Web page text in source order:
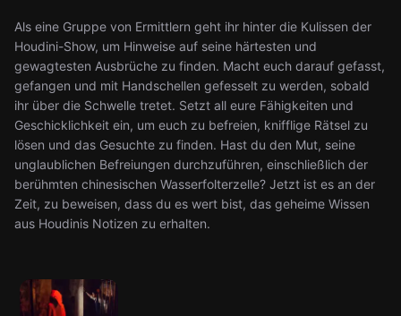
Als eine Gruppe von Ermittlern geht ihr hinter die Kulissen der
Houdini-Show, um Hinweise auf seine härtesten und
gewagtesten Ausbrüche zu finden. Macht euch darauf gefasst,
gefangen und mit Handschellen gefesselt zu werden, sobald
ihr über die Schwelle tretet. Setzt all eure Fähigkeiten und
Geschicklichkeit ein, um euch zu befreien, knifflige Rätsel zu
lösen und das Gesuchte zu finden. Hast du den Mut, seine
unglaublichen Befreiungen durchzuführen, einschließlich der
berühmten chinesischen Wasserfolterzelle? Jetzt ist es an der
Zeit, zu beweisen, dass du es wert bist, das geheime Wissen
aus Houdinis Notizen zu erhalten.